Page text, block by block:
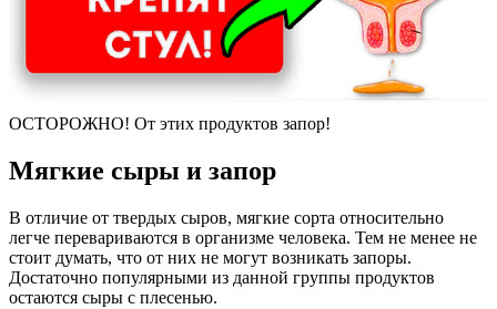
ОСТОРОЖНО! От этих продуктов запор!
Мягкие сыры и запор
В отличие от твердых сыров, мягкие сорта относительно
легче перевариваются в организме человека. Тем не менее не
стоит думать, что от них не могут возникать запоры.
Достаточно популярными из данной группы продуктов
остаются сыры с плесенью.